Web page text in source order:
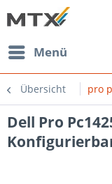
Menü
Übersicht pro
Dell Pro
Konfigurierbar